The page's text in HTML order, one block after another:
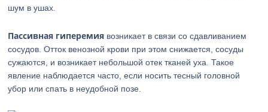
шум в ушах.
Пассивная гиперемия возникает в связи со сдавливанием
сосудов. Отток венозной крови при этом снижается, сосуды
сужаются, и возникает небольшой отек тканей уха. Такое
явление наблюдается часто, если носить тесный головной
убор или спать в неудобной позе.